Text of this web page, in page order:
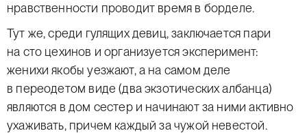
нравственности проводит время в борделе.
Тут же, среди гулящих девиц, заключается пари
на сто цехинов и организуется эксперимент:
женихи якобы уезжают, а на самом деле
в переодетом виде (два экзотических албанца)
являются в дом сестер и начинают за ними активно
ухаживать, причем каждый за чужой невестой.